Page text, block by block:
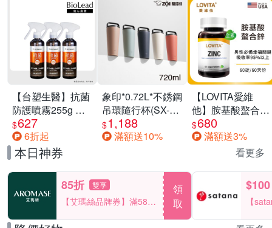
【台塑生醫】抗菌
防護噴霧255g 三
入組
$627
6折起
象印*0.72L*不銹鋼
吊環隨行杯(SX-
LA72H)
$1,188
滿額送10%
【LOVITA愛維
他】胺基酸螯合鋅
x2瓶30mg素食錠
(鋅錠)
$680
滿額送3%
本日神券 看更多
85折 雙享
【艾瑪絲品牌券】滿580
享85折！
領
取
$100
【
一件